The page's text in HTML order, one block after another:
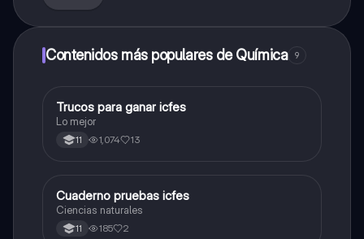
Contenidos más populares de Química 9
Química
Trucos para ganar icfes
Lo mejor
11 1,074 13
Biologia
Cuaderno pruebas icfes
Ciencias naturales
11 185 2